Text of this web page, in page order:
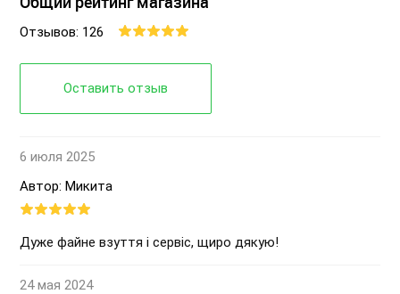
Отзывов: 126
Оставить отзыв
6 июля 2025
Автор: Микита
Дуже файне взуття і сервіс, щиро дякую!
24 мая 2024